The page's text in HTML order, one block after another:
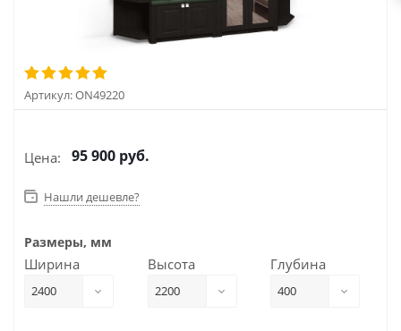
Артикул:ON49220
Цена: 95 900 руб.
Нашли дешевле?
Размеры, мм
Ширина
2400
Высота
2200
Глубина
400